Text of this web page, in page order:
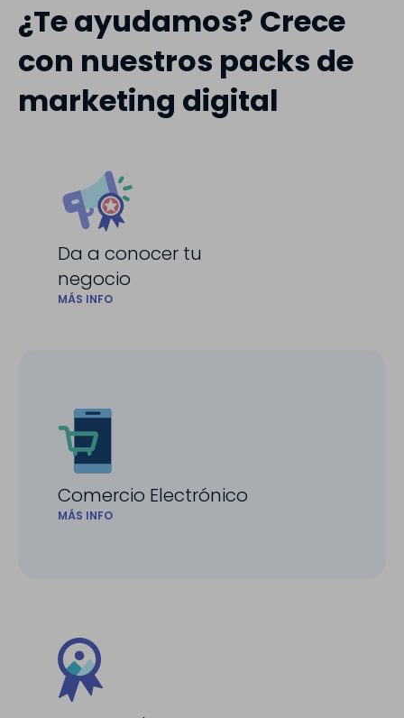
¿Te ayudamos? Crece
con nuestros packs de
marketing digital
Da a conocer tu
negocio
MÁS INFO
Comercio Electrónico
MÁS INFO